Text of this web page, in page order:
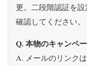
更。二段階認証を
確認してください。
Q. 本物のキャンペ
A. メールのリンク